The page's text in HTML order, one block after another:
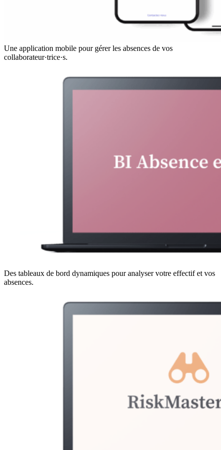
Une application mobile pour gérer les absences de vos
collaborateur·trice·s.
Des tableaux de bord dynamiques pour analyser votre effectif et vos
absences.